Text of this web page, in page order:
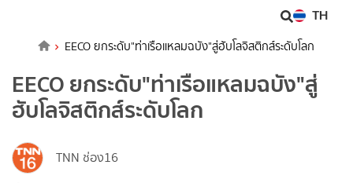
TH
EECO ยกระดับ"ท่าเรือแหลมฉบัง"สู่ฮับโลจิสติกส์ระดับโลก
EECO ยกระดับ"ท่าเรือแหลมฉบัง"สู่
ฮับโลจิสติกส์ระดับโลก
TNN ช่อง16